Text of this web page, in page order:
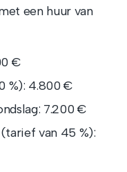
een huur van
€
%): 4.800 €
7.200 €
van 45 %):